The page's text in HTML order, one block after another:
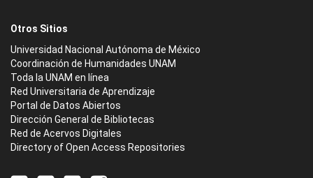
Otros Sitios
Universidad Nacional Autónoma de México
Coordinación de Humanidades UNAM
Toda la UNAM en línea
Red Universitaria de Aprendizaje
Portal de Datos Abiertos
Dirección General de Bibliotecas
Red de Acervos Digitales
Directory of Open Access Repositories